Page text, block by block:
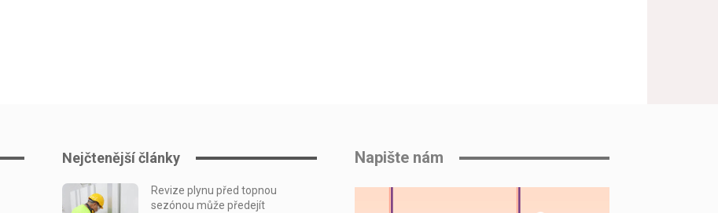
Nejčtenější články
Revize plynu před topnou
sezónou může předejít
Napište nám